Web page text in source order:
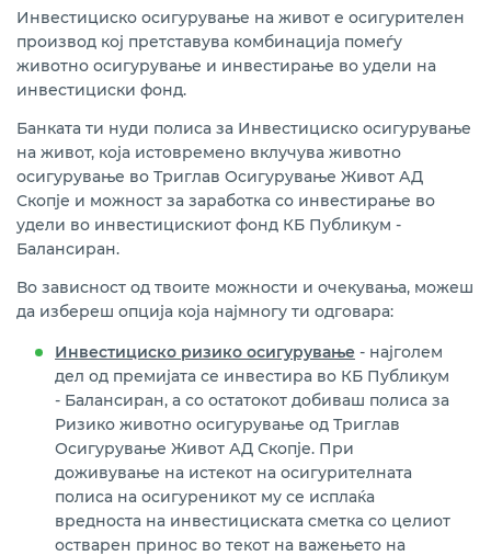
Инвестициско осигурување на живот е осигурителен
производ кој претставува комбинација помеѓу
животно осигурување и инвестирање во удели на
инвестициски фонд.
Банката ти нуди полиса за Инвестициско осигурување
на живот, која истовремено вклучува животно
осигурување во Триглав Осигурување Живот АД
Скопје и можност за заработка со инвестирање во
удели во инвестицискиот фонд КБ Публикум -
Балансиран.
Во зависност од твоите можности и очекувања, можеш
да избереш опција која најмногу ти одговара:
Инвестициско ризико осигурување - најголем
дел од премијата се инвестира во КБ Публикум
- Балансиран, а со остатокот добиваш полиса за
Ризико животно осигурување од Триглав
Осигурување Живот АД Скопје. При
доживување на истекот на осигурителната
полиса на осигуреникот му се исплаќа
вредноста на инвестициската сметка со целиот
остварен принос во текот на важењето на